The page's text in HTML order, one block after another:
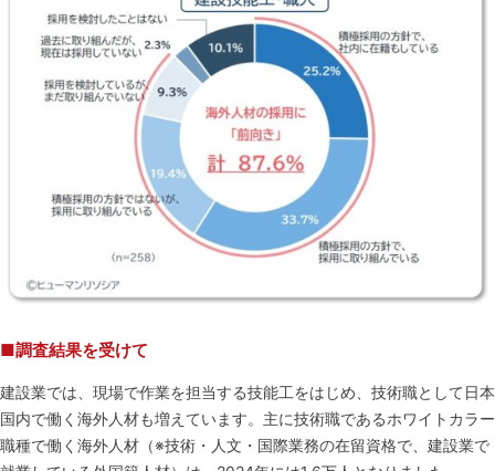
■調査結果を受けて
建設業では、現場で作業を担当する技能工をはじめ、技術職として日本
国内で働く海外人材も増えています。主に技術職であるホワイトカラー
職種で働く海外人材（※技術・人文・国際業務の在留資格で、建設業で